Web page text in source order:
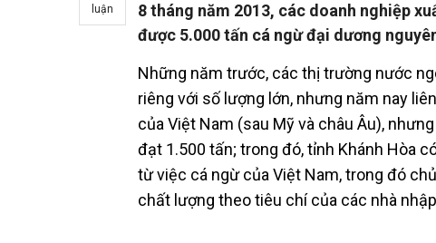
luận
8 tháng năm 2013, các doanh nghiệp
được 5.000 tấn cá ngừ đại dương
Những năm trước, các thị trường nước
riêng với số lượng lớn, nhưng năm nay
của Việt Nam (sau Mỹ và châu Âu),
đạt 1.500 tấn; trong đó, tỉnh Khánh Hòa
từ việc cá ngừ của Việt Nam, trong đó
chất lượng theo tiêu chí của các nhà